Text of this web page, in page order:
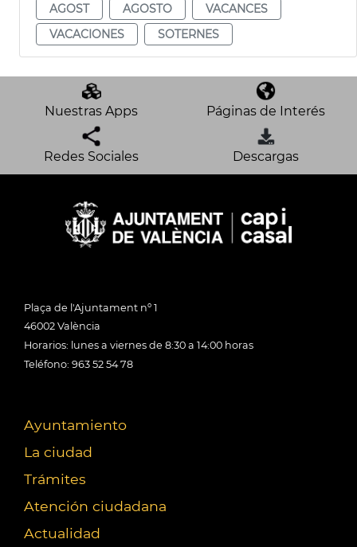
AGOST
AGOSTO
VACANCES
VACACIONES
SOTERNES
Nuestras Apps Páginas de Interés
Redes Sociales Descargas
Plaça de l'Ajuntament nº 1
46002 València
Horarios: lunes a viernes de 8:30 a 14:00 horas
Teléfono: 963 52 54 78
Ayuntamiento
La ciudad
Trámites
Atención ciudadana
Actualidad